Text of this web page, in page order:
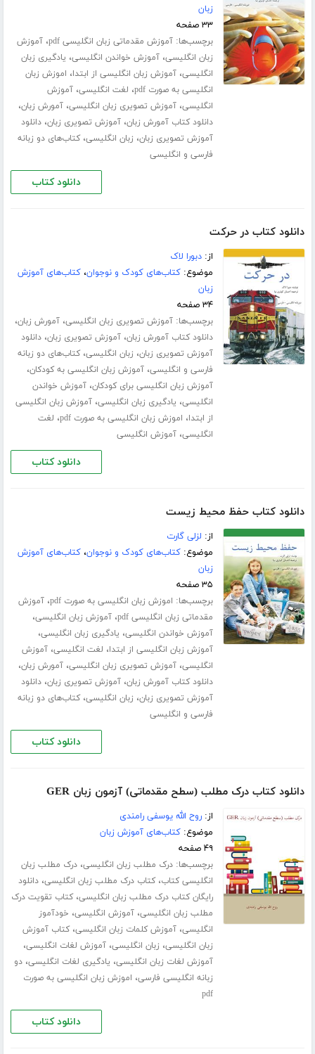
زبان
۳۳ صفحه
برچسب‌ها:آموزش مقدماتی زبان انگلیسی pdf ،آموزش
زبان انگلیسی،آموزش خواندن انگلیسی، یادگیری زبان
انگلیسی،آموزش زبان انگلیسی از ابتدا، اموزش زبان
انگلیسی به صورت pdf
، لغت انگلیسی،آموزش
انگلیسی،آموزش تصویری زبان انگلیسی،آمورش زبان،
دانلود کتاب آمورش زبان،آموزش تصویری زبان،دانلود
آموزش تصویری زبان، زبان انگلیسی،کتاب‌های دو زبانه
فارسی و انگلیسی
دانلود کتاب
دانلود کتاب در حرکت
از:دبورا لاک
موضوع:کتاب‌های کودک و نوجوان،کتاب‌های آموزش
زبان
۳۴ صفحه
برچسب‌ها:آموزش تصویری زبان انگلیسی،آمورش زبان،
دانلود کتاب آمورش زبان،آموزش تصویری زبان،دانلود
آموزش تصویری زبان، زبان انگلیسی،کتاب‌های دو زبانه
فارسی و انگلیسی،آموزش زبان انگلیسی به کودکان،
آموزش زبان انگلیسی برای کودکان،آموزش خواندن
انگلیسی، یادگیری زبان انگلیسی،آموزش زبان انگلیسی
از ابتدا، اموزش زبان انگلیسی به صورت pdf ، لغت
انگلیسی،آموزش انگلیسی
دانلود کتاب
دانلود کتاب حفظ محیط زیست
از: لزلی گارت
موضوع:کتاب‌های کودک و نوجوان،کتاب‌های آموزش
زبان
۳۵ صفحه
برچسب‌ها: اموزش زبان انگلیسی به صورت pdf ،آموزش
مقدماتی زبان انگلیسی pdf
،آموزش زبان انگلیسی،
آموزش خواندن انگلیسی، یادگیری زبان انگلیسی،
آموزش زبان انگلیسی از ابتدا، لغت انگلیسی،آموزش
انگلیسی،آموزش تصویری زبان انگلیسی،آمورش زبان،
دانلود کتاب آمورش زبان،آموزش تصویری زبان،دانلود
آموزش تصویری زبان، زبان انگلیسی،کتاب‌های دو زبانه
فارسی و انگلیسی
دانلود کتاب
دانلود کتاب درک مطلب (سطح مقدماتی) آزمون زبان GER
از:روح الله یوسفی رامندی
موضوع:کتاب‌های آموزش زبان
۴۹ صفحه
برچسب‌ها:درک مطلب زبان انگلیسی،درک مطلب زبان
انگلیسی کتاب،کتاب درک مطلب زبان انگلیسی،دانلود
رایگان کتاب درک مطلب زبان انگلیسی،کتاب تقویت درک
مطلب زبان انگلیسی،آموزش انگلیسی، خودآموز
انگلیسی،آموزش کلمات زبان انگلیسی،کتاب آموزش
زبان انگلیسی، زبان انگلیسی،آموزش لغات انگلیسی،
آموزش لغات زبان انگلیسی، یادگیری لغات انگلیسی،دو
زبانه انگلیسی فارسی، اموزش زبان انگلیسی به صورت
pdf
دانلود کتاب